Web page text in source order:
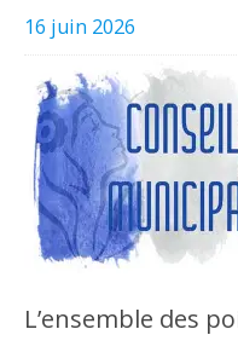
16 juin 2026
L’ensemble des